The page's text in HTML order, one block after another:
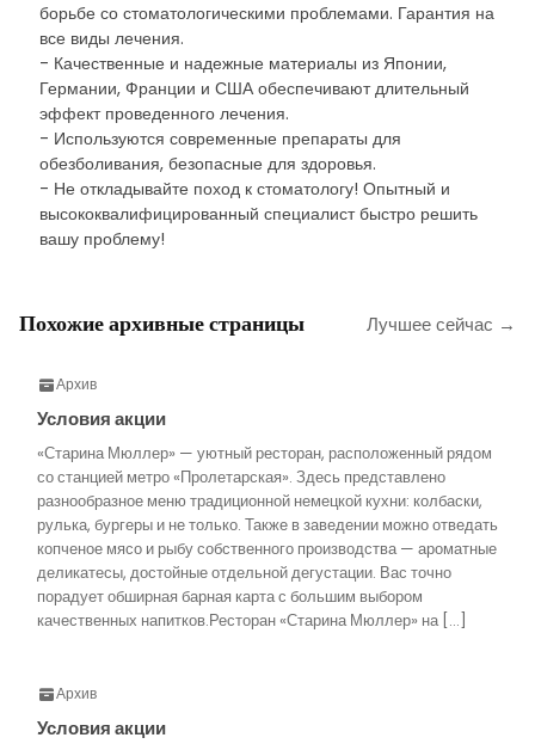
борьбе со стоматологическими проблемами. Гарантия на
все виды лечения.
- Качественные и надежные материалы из Японии,
Германии, Франции и США обеспечивают длительный
эффект проведенного лечения.
- Используются современные препараты для
обезболивания, безопасные для здоровья.
- Не откладывайте поход к стоматологу! Опытный и
высококвалифицированный специалист быстро решить
вашу проблему!
Похожие архивные страницы Лучшее сейчас →
Архив
Условия акции
«Старина Мюллер» — уютный ресторан, расположенный рядом
со станцией метро «Пролетарская». Здесь представлено
разнообразное меню традиционной немецкой кухни: колбаски,
рулька, бургеры и не только. Также в заведении можно отведать
копченое мясо и рыбу собственного производства — ароматные
деликатесы, достойные отдельной дегустации. Вас точно
порадует обширная барная карта с большим выбором
качественных напитков.Ресторан «Старина Мюллер» на […]
Архив
Условия акции